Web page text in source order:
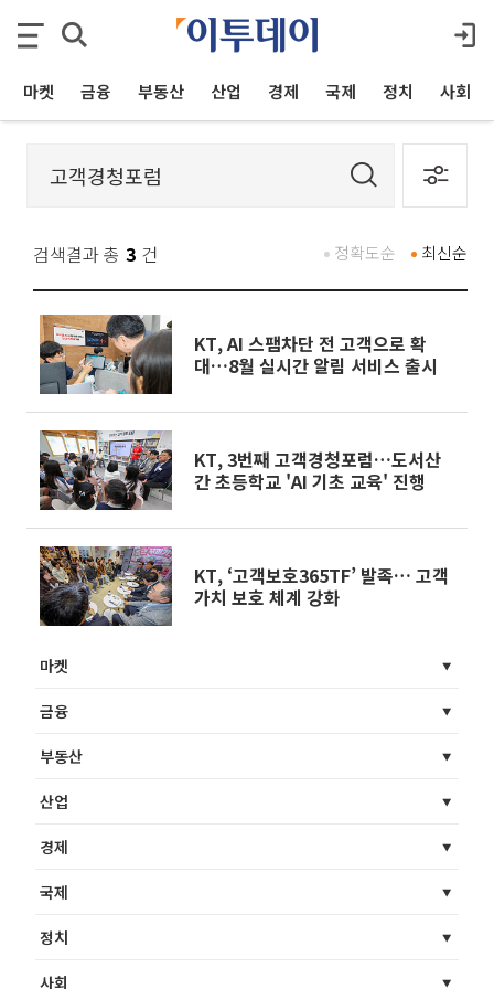
마켓 금융 부동산 산업 경제 국제 정치 사회
검색결과 총 3 건 최신순
정확도순
KT, AI 스팸차단 전 고객으로 확
대…8월 실시간 알림 서비스 출시
KT, 3번째 고객경청포럼…도서산
간 초등학교 'AI 기초 교육' 진행
KT, ‘고객보호365TF’ 발족… 고객
가치 보호 체계 강화
마켓
금융
부동산
산업
경제
국제
정치
사회